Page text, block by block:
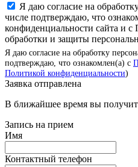
Я даю согласие на
числе подтверждаю, что
конфиденциальности сайта и
обработки и защиты
Я даю согласие на обработку
подтверждаю, что ознакомлен(а) с
Политикой конфиденциальности)
Заявка отправлена
В ближайшее время вы
Запись на прием
Имя
Контактный телефон